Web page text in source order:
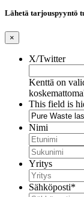
Lähetä tarjouspyyntö
×
X/Twitter
Kenttä on
This field is
Nimi
Yritys
Sähköposti*